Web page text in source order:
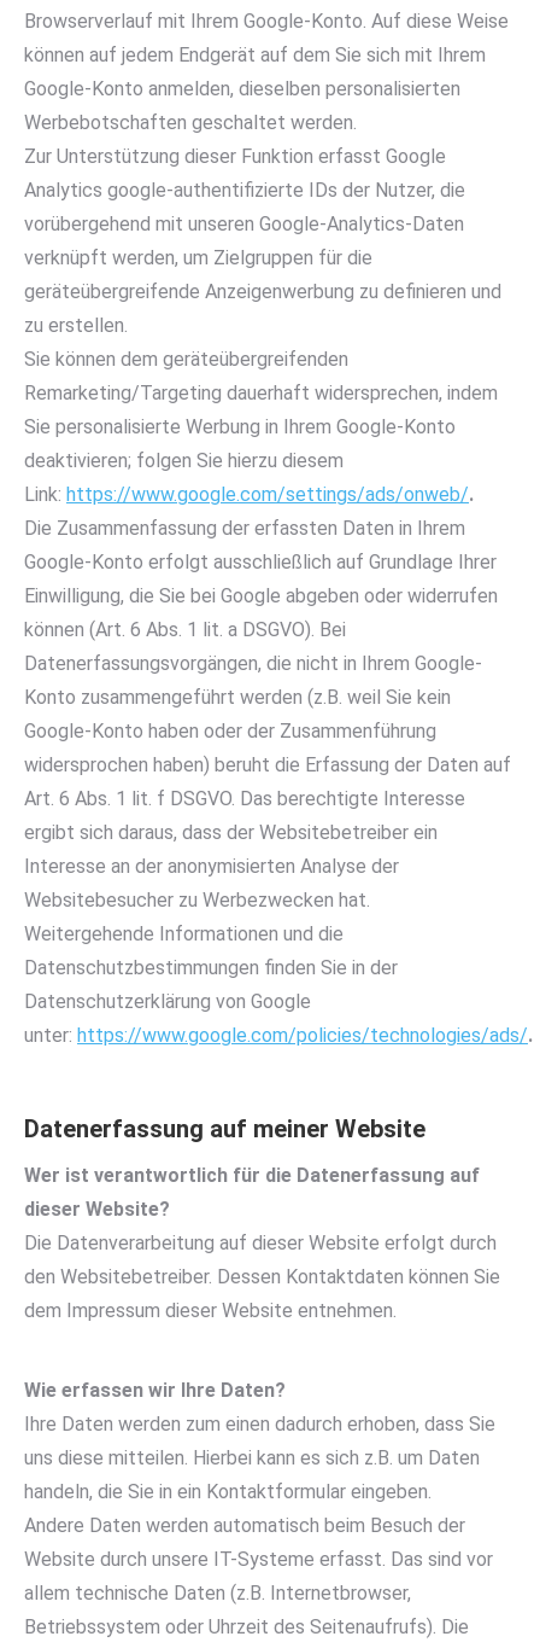
Browserverlauf mit Ihrem Google-Konto. Auf diese Weise
können auf jedem Endgerät auf dem Sie sich mit Ihrem
Google-Konto anmelden, dieselben personalisierten
Werbebotschaften geschaltet werden.
Zur Unterstützung dieser Funktion erfasst Google
Analytics google-authentifizierte IDs der Nutzer, die
vorübergehend mit unseren Google-Analytics-Daten
verknüpft werden, um Zielgruppen für die
geräteübergreifende Anzeigenwerbung zu definieren und
zu erstellen.
Sie können dem geräteübergreifenden
Remarketing/Targeting dauerhaft widersprechen, indem
Sie personalisierte Werbung in Ihrem Google-Konto
deaktivieren; folgen Sie hierzu diesem
Link: https://www.google.com/settings/ads/onweb/.
Die Zusammenfassung der erfassten Daten in Ihrem
Google-Konto erfolgt ausschließlich auf Grundlage Ihrer
Einwilligung, die Sie bei Google abgeben oder widerrufen
können (Art. 6 Abs. 1 lit. a DSGVO). Bei
Datenerfassungsvorgängen, die nicht in Ihrem Google-
Konto zusammengeführt werden (z.B. weil Sie kein
Google-Konto haben oder der Zusammenführung
widersprochen haben) beruht die Erfassung der Daten auf
Art. 6 Abs. 1 lit. f DSGVO. Das berechtigte Interesse
ergibt sich daraus, dass der Websitebetreiber ein
Interesse an der anonymisierten Analyse der
Websitebesucher zu Werbezwecken hat.
Weitergehende Informationen und die
Datenschutzbestimmungen finden Sie in der
Datenschutzerklärung von Google
unter: https://www.google.com/policies/technologies/ads/.
Datenerfassung auf meiner Website
Wer ist verantwortlich für die Datenerfassung auf
dieser Website?
Die Datenverarbeitung auf dieser Website erfolgt durch
den Websitebetreiber. Dessen Kontaktdaten können Sie
dem Impressum dieser Website entnehmen.
Wie erfassen wir Ihre Daten?
Ihre Daten werden zum einen dadurch erhoben, dass Sie
uns diese mitteilen. Hierbei kann es sich z.B. um Daten
handeln, die Sie in ein Kontaktformular eingeben.
Andere Daten werden automatisch beim Besuch der
Website durch unsere IT-Systeme erfasst. Das sind vor
allem technische Daten (z.B. Internetbrowser,
Betriebssystem oder Uhrzeit des Seitenaufrufs). Die